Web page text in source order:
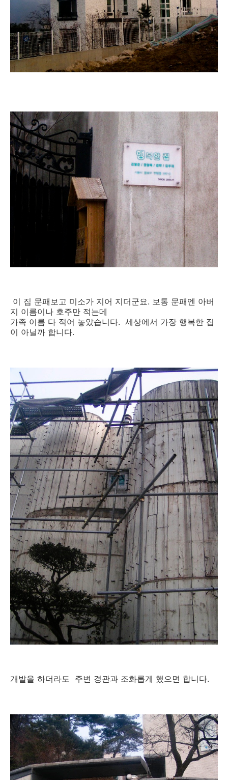
이 집 문패보고 미소가 지어 지더군요. 보통 문패엔 아버
지 이름이나 호주만 적는데
가족 이름 다 적어 놓았습니다. 세상에서 가장 행복한 집
이 아닐까 합니다.
개발을 하더라도 주변 경관과 조화롭게 했으면 합니다.